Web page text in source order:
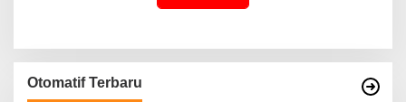
Otomatif Terbaru